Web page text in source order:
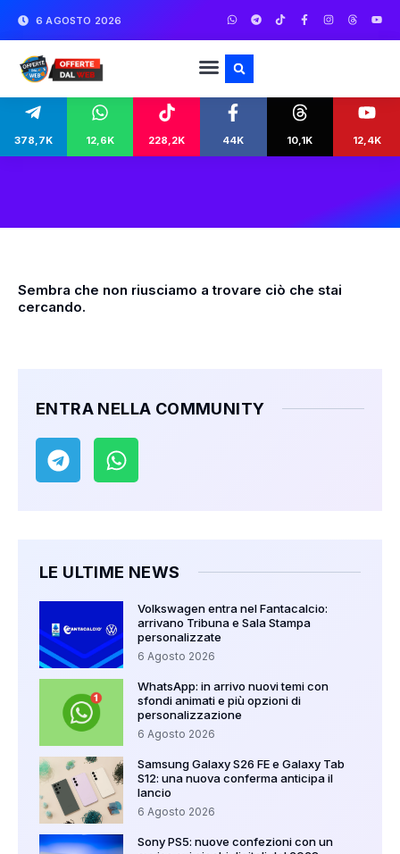
6 AGOSTO 2026
378,7K 12,6K 228,2K 44K 10,1K 12,4K
Sembra che non riusciamo a trovare ciò che stai
cercando.
ENTRA NELLA COMMUNITY
LE ULTIME NEWS
Volkswagen entra nel Fantacalcio:
arrivano Tribuna e Sala Stampa
personalizzate
6 Agosto 2026
WhatsApp: in arrivo nuovi temi con
sfondi animati e più opzioni di
personalizzazione
6 Agosto 2026
Samsung Galaxy S26 FE e Galaxy Tab
S12: una nuova conferma anticipa il
lancio
6 Agosto 2026
Sony PS5: nuove confezioni con un